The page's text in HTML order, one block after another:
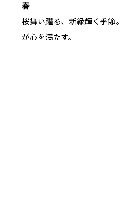
春
桜舞い躍る、新緑輝く季節
が心を満たす。